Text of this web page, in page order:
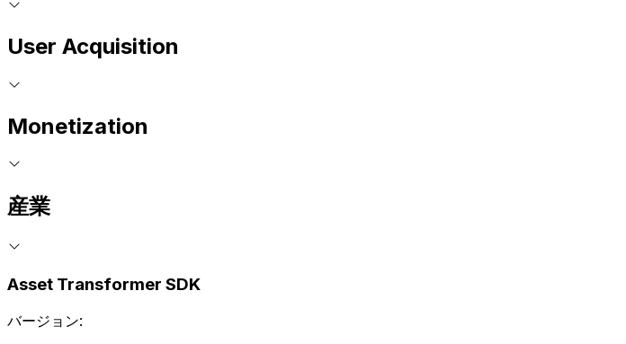
User Acquisition
Monetization
産業
Asset Transformer SDK
バージョン: